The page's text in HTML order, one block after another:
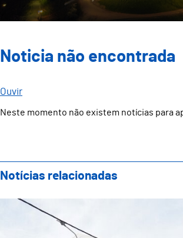
Noticia não encontrada
Ouvir
Neste momento não existem notícias para
Notícias relacionadas
CASFIG Celebra 25 Anos com